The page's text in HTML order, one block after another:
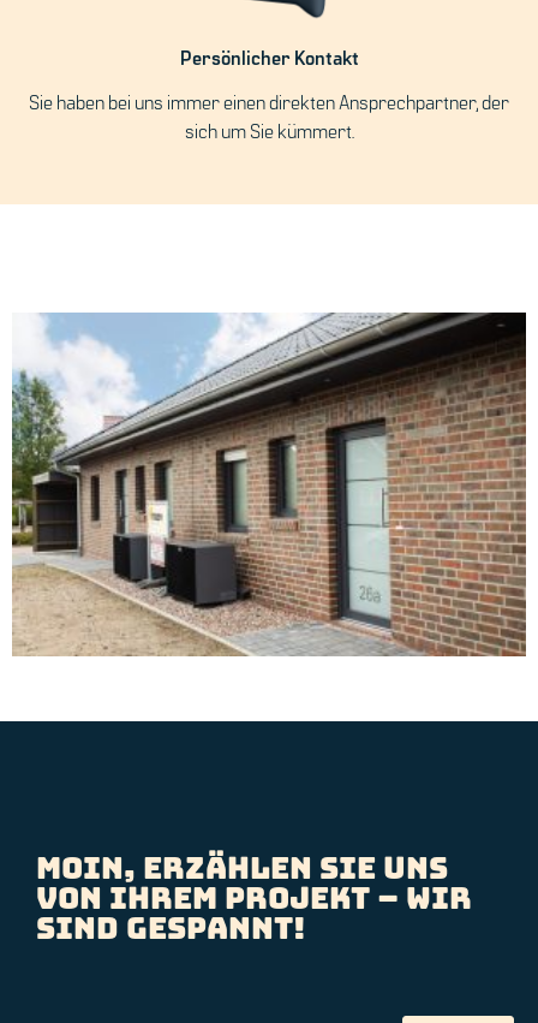
Persönlicher Kontakt
Sie haben bei uns immer einen direkten Ansprechpartner, der
sich um Sie kümmert.
Moin, erzählen Sie uns
von Ihrem Projekt – wir
sind gespannt!